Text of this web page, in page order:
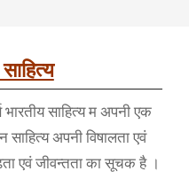
भारतीय साहित्य म अपनी एक
अपनी विषालता एवं
एवं जीवन्तता का सूचक है ।